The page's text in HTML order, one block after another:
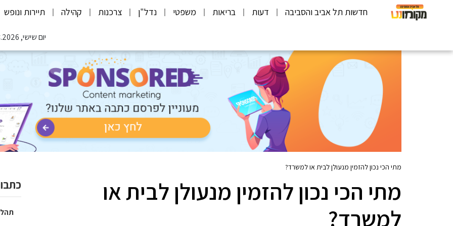
חדשות תל אביב והסביבה דעות בריאות משפטי נדל"ן צרכנות קהילה תיירות ונופש
יום שישי, 07.08.2026
מתי הכי נכון להזמין מנעולן לבית או למשרד?
מתי הכי נכון להזמין מנעולן לבית או
למשרד?